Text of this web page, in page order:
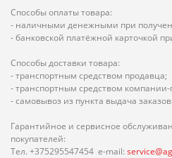
Способы оплаты товара:
- наличными денежными при
- банковской платёжной карточкой
Способы доставки товара:
- транспортным средством продавца;
- транспортным средством компании-
- самовывоз из пункта выдача заказов.
Гарантийное и сервисное
покупателей:
Тел. +375295547454 e-mail: